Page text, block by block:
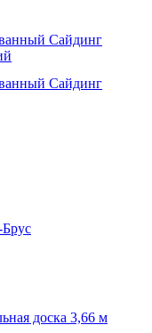
Сайдинг
Сайдинг
доска 3,66 м